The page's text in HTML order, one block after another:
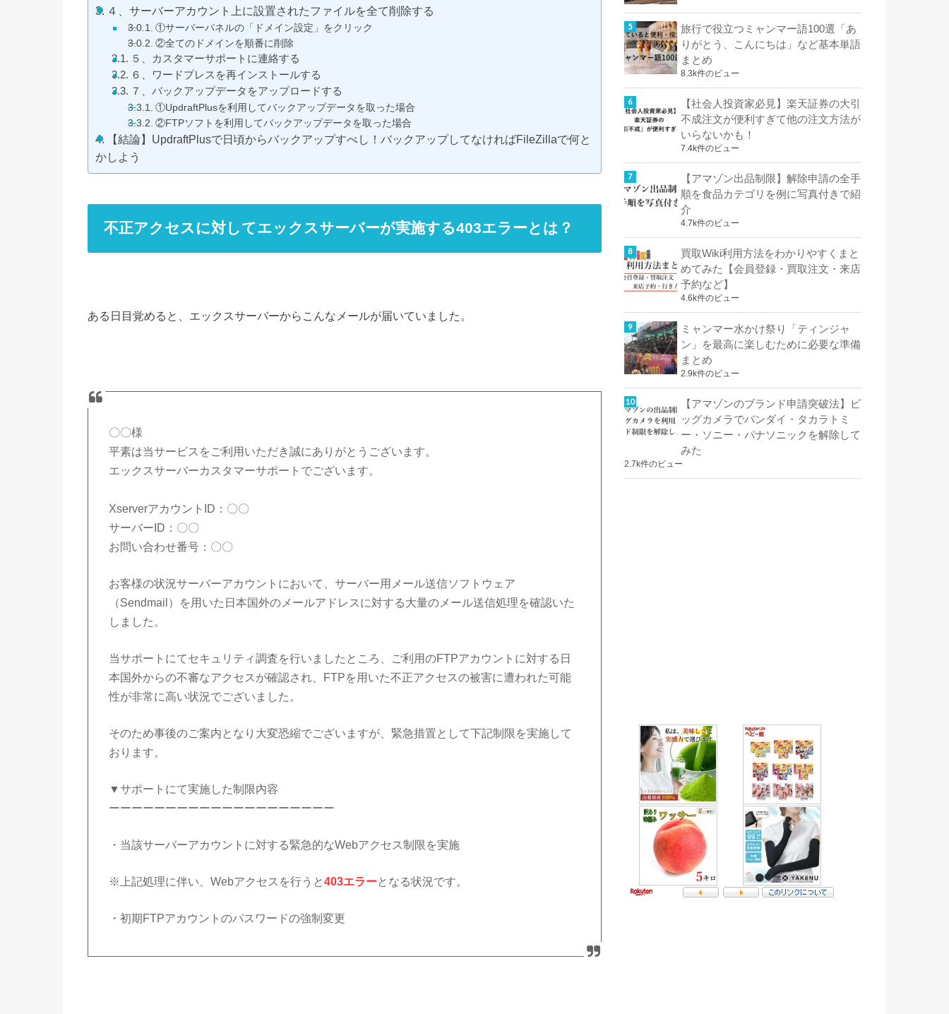
４、サーバーアカウント上に設置されたファイルを全て削除する
①サーバーパネルの「ドメイン設定」をクリック
②全てのドメインを順番に削除
５、カスタマーサポートに連絡する
６、ワードプレスを再インストールする
７、バックアップデータをアップロードする
①UpdraftPlusを利用してバックアップデータを取った場合
②FTPソフトを利用してバックアップデータを取った場合
【結論】UpdraftPlusで日頃からバックアップすべし！バックアップしてなければFileZillaで何と
かしよう
不正アクセスに対してエックスサーバーが実施する403エラーとは？
ある日目覚めると、エックスサーバーからこんなメールが届いていました。
〇〇様
平素は当サービスをご利用いただき誠にありがとうございます。
エックスサーバーカスタマーサポートでございます。
XserverアカウントID：〇〇
サーバーID：〇〇
お問い合わせ番号：〇〇
お客様の状況サーバーアカウントにおいて、サーバー用メール送信ソフトウェア
（Sendmail）を用いた日本国外のメールアドレスに対する大量のメール送信処理を確認いた
しました。
当サポートにてセキュリティ調査を行いましたところ、ご利用のFTPアカウントに対する日
本国外からの不審なアクセスが確認され、FTPを用いた不正アクセスの被害に遭われた可能
性が非常に高い状況でございました。
そのため事後のご案内となり大変恐縮でございますが、緊急措置として下記制限を実施して
おります。
▼サポートにて実施した制限内容
ーーーーーーーーーーーーーーーーーーーー
・当該サーバーアカウントに対する緊急的なWebアクセス制限を実施
※上記処理に伴い、Webアクセスを行うと403エラーとなる状況です。
・初期FTPアカウントのパスワードの強制変更
旅行で役立つミャンマー語100選「あ
りがとう、こんにちは」など基本単語
まとめ
8.3k件のビュー
【社会人投資家必見】楽天証券の大引
不成注文が便利すぎて他の注文方法が
いらないかも！
7.4k件のビュー
【アマゾン出品制限】解除申請の全手
順を食品カテゴリを例に写真付きで紹
介
4.7k件のビュー
買取Wiki利用方法をわかりやすくまと
めてみた【会員登録・買取注文・来店
予約など】
4.6k件のビュー
ミャンマー水かけ祭り「ティンジャ
ン」を最高に楽しむために必要な準備
まとめ
2.9k件のビュー
【アマゾンのブランド申請突破法】ビ
ッグカメラでバンダイ・タカラトミ
ー・ソニー・パナソニックを解除して
みた
2.7k件のビュー